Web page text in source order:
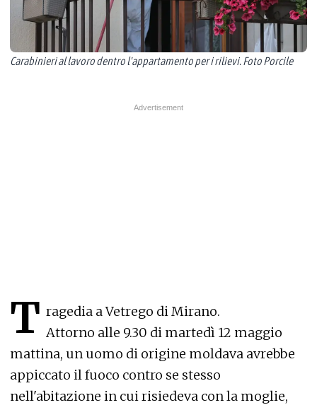
Carabinieri al lavoro dentro l'appartamento per i rilievi. Foto Porcile
T ragedia a Vetrego di Mirano.
Attorno alle 9.30 di martedì 12 maggio
mattina, un uomo di origine moldava avrebbe
appiccato il fuoco contro se stesso
nell'abitazione in cui risiedeva con la moglie,